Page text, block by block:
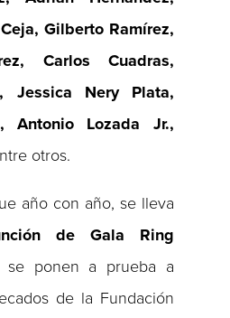
Gilberto Ramírez,
Carlos Cuadras,
Jessica Nery Plata,
Antonio Lozada Jr.,
otros.
año con año, se lleva
de Gala Ring
se ponen a prueba a
de la Fundación